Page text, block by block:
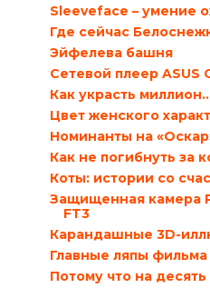
Sleeveface – умение
Где сейчас
Эйфелева башня
Сетевой плеер ASUS
Как украсть
Цвет женского
Номинанты на
Как не погибнуть за
Коты: истории со
Защищенная камера
FT3
Карандашные 3D-
Главные ляпы фильма
Потому что на